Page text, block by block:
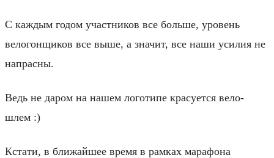
С каждым годом участников все больше, уровень
велогонщиков все выше, а значит, все наши усилия не
напрасны.
Ведь не даром на нашем логотипе красуется вело-
шлем :)
Кстати, в ближайшее время в рамках марафона